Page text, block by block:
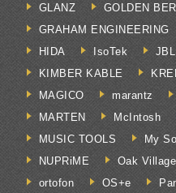
GLANZ
GOLDEN
GRAHAM ENGINEERING
HIDA
IsoTek JBL
KIMBER KABLE
MAGICO
marantz
MARTEN
McIntosh
MUSIC TOOLS
My
NUPRiME
Oak Village
ortofon
OS+e